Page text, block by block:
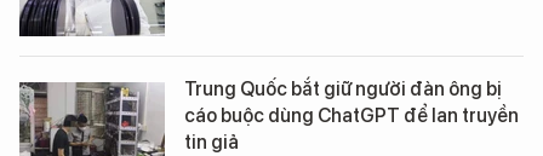
Trung Quốc bắt giữ người đàn ông bị
cáo buộc dùng ChatGPT để lan truyền
tin giả